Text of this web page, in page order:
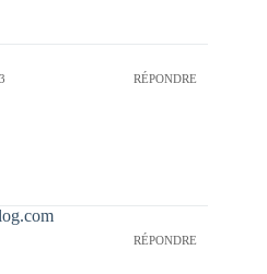
RÉPONDRE
RÉPONDRE